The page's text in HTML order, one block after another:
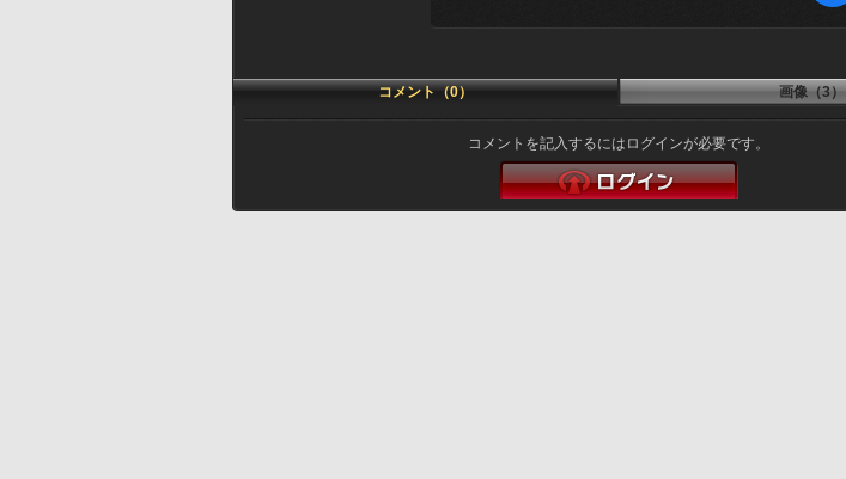
コメント（0） 画像（3）
コメントを記入するにはログインが必要です。